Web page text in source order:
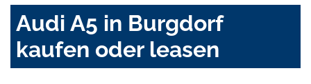
Audi A5 in Burgdorf
kaufen oder leasen